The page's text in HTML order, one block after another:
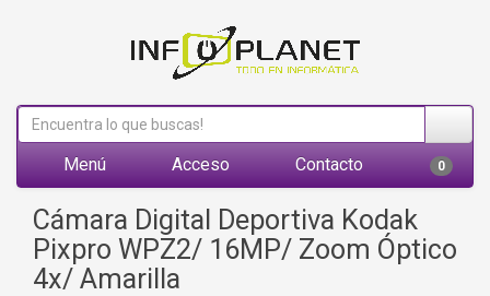
Menú Acceso Contacto 0
Cámara Digital Deportiva Kodak
Pixpro WPZ2/ 16MP/ Zoom Óptico
4x/ Amarilla